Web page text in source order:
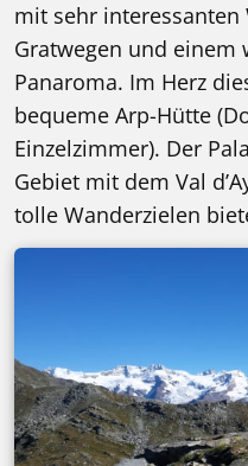
mit sehr
Gratwegen und einem
Panaroma. Im Herz
bequeme Arp-Hütte
Einzelzimmer). Der
Gebiet mit dem Val
tolle Wanderzielen